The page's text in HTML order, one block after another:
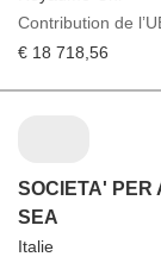
Contribution de
€ 18 718,56
SOCIETA' PER
SEA
Italie